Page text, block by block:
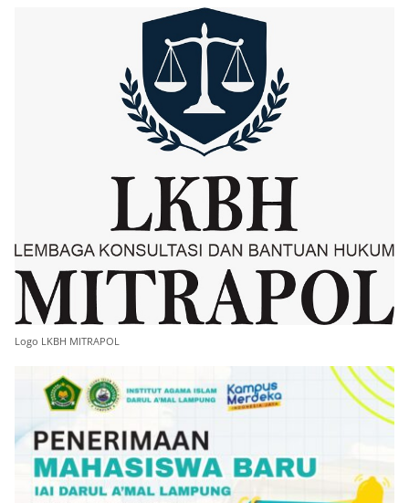
Logo LKBH MITRAPOL